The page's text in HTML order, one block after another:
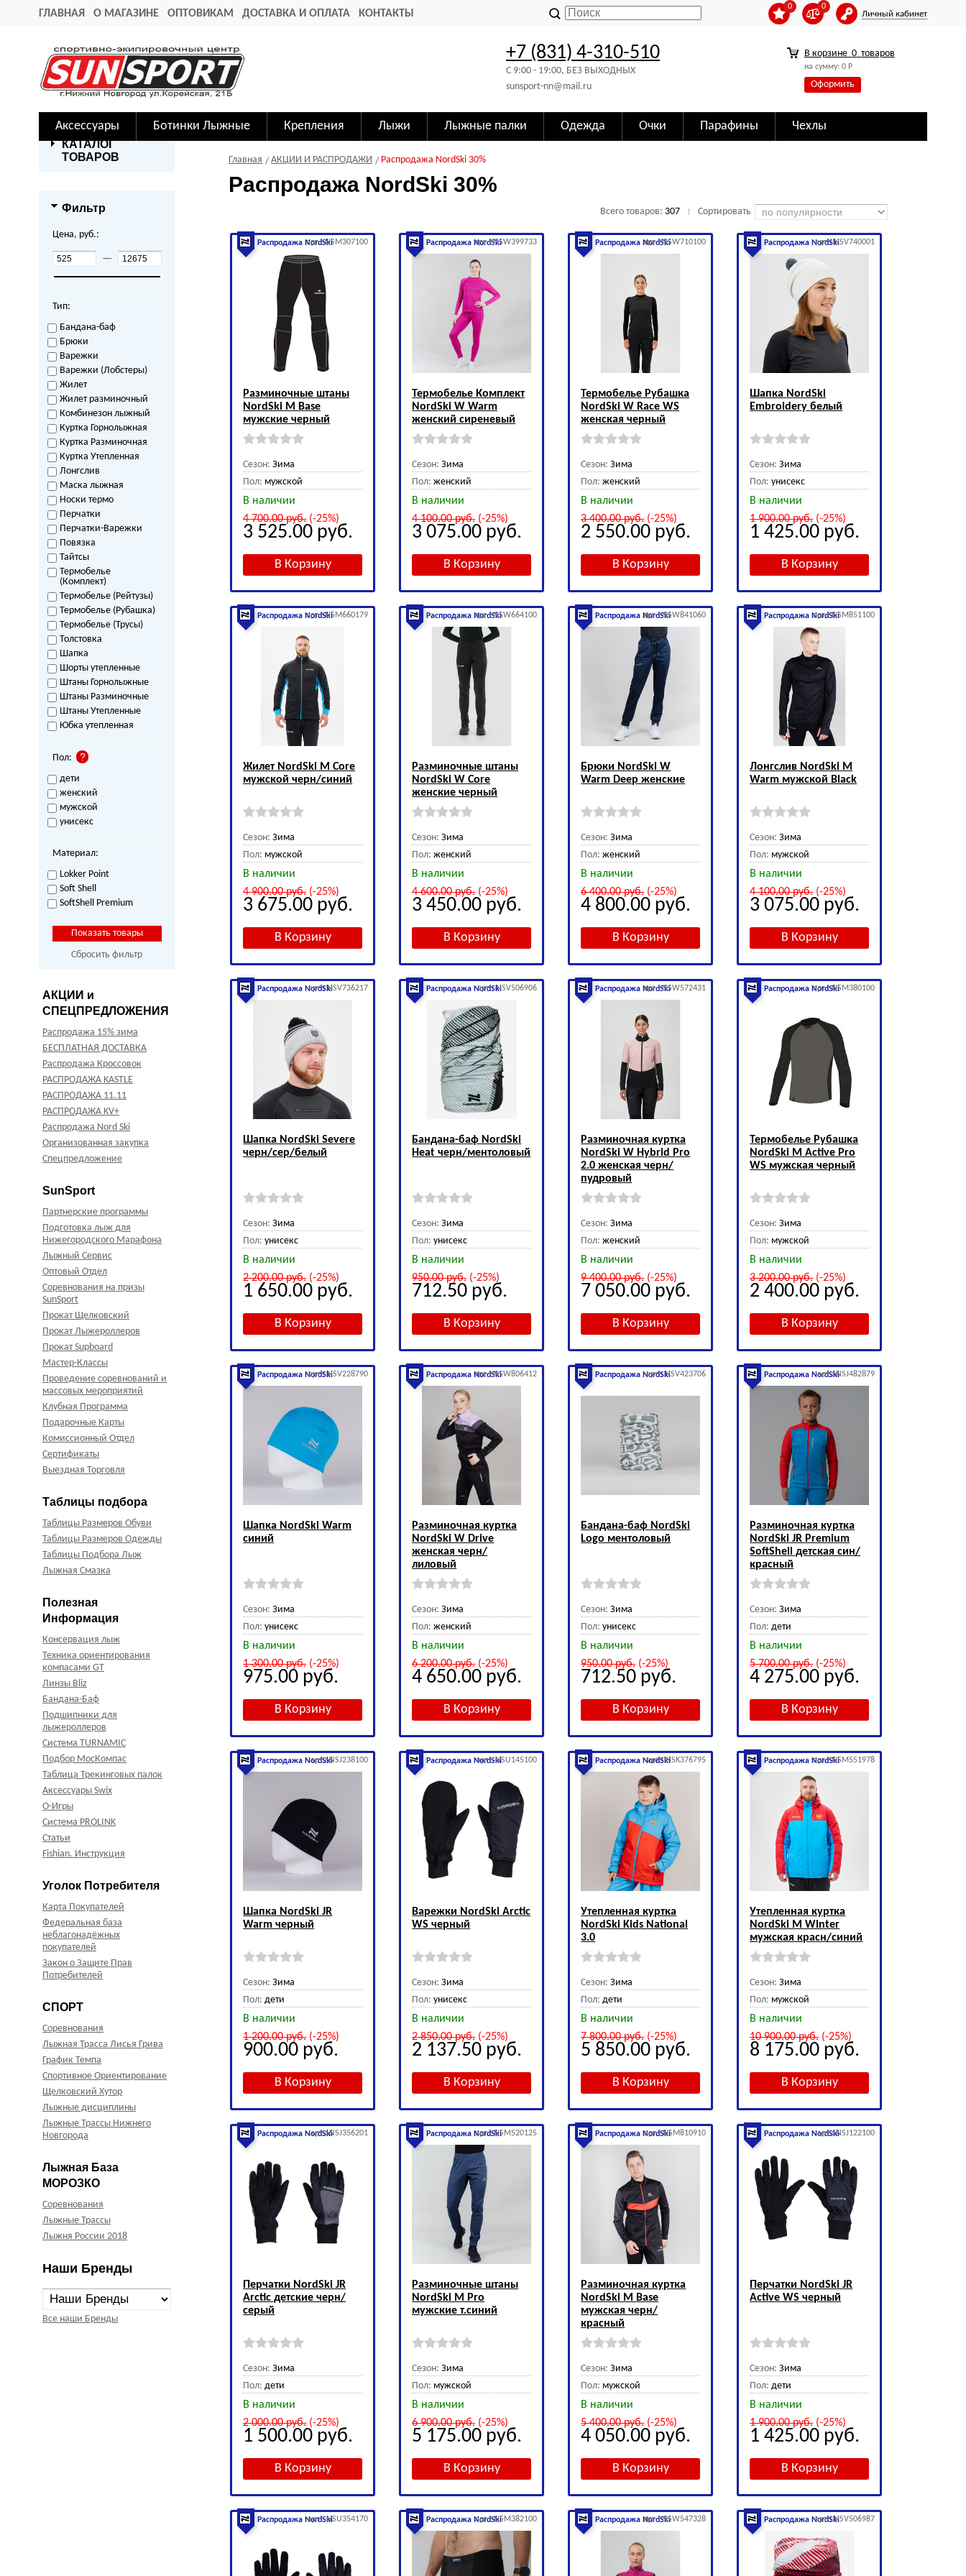
ГЛАВНАЯ О МАГАЗИНЕ ОПТОВИКАМ ДОСТАВКА И ОПЛАТА КОНТАКТЫ Личный кабинет
0
0
+7 (831) 4-310-510
C 9:00 - 19:00, БЕЗ ВЫХОДНЫХ
sunsport-nn@mail.ru
В корзине 0 товаров
на сумму: 0Р
Оформить
Аксессуары Ботинки Лыжные Крепления Лыжи Лыжные палки Одежда Очки Парафины Чехлы
КАТАЛОГ
ТОВАРОВ
Фильтр
Цена, руб.:
—
Тип:
Бандана-баф
Брюки
Варежки
Варежки (Лобстеры)
Жилет
Жилет разминочный
Комбинезон лыжный
Куртка Горнолыжная
Куртка Разминочная
Куртка Утепленная
Лонгслив
Маска лыжная
Носки термо
Перчатки
Перчатки-Варежки
Повязка
Тайтсы
Термобелье
(Комплект)
Термобелье (Рейтузы)
Термобелье (Рубашка)
Термобелье (Трусы)
Толстовка
Шапка
Шорты утепленные
Штаны Горнолыжные
Штаны Разминочные
Штаны Утепленные
Юбка утепленная
Пол:
дети
женский
мужской
унисекс
Материал:
Lokker Point
Soft Shell
SoftShell Premium
Сбросить фильтр
АКЦИИ и
СПЕЦПРЕДЛОЖЕНИЯ
Распродажа 15% зима
БЕСПЛАТНАЯ ДОСТАВКА
Распродажа Кроссовок
РАСПРОДАЖА KASTLE
РАСПРОДАЖА 11.11
РАСПРОДАЖА KV+
Распродажа Nord Ski
Организованная закупка
Спецпредложение
SunSport
Партнерские программы
Подготовка лыж для
Нижегородского Марафона
Лыжный Сервис
Оптовый Отдел
Соревнования на призы
SunSport
Прокат Щелковский
Прокат Лыжероллеров
Прокат Supboard
Мастер-Классы
Проведение соревнований и
массовых мероприятий
Клубная Программа
Подарочные Карты
Комиссионный Отдел
Сертификаты
Выездная Торговля
Таблицы подбора
Таблицы Размеров Обуви
Таблицы Размеров Одежды
Таблицы Подбора Лыж
Лыжная Смазка
Полезная
Информация
Консервация лыж
Техника ориентирования
компасами GT
Линзы Bliz
Бандана-Баф
Подшипники для
лыжероллеров
Система TURNAMIC
Подбор МосКомпас
Таблица Трекинговых палок
Аксессуары Swix
О-Игры
Система PROLINK
Статьи
Fishian. Инструкция
Уголок Потребителя
Карта Покупателей
Федеральная база
неблагонадёжных
покупателей
Закон о Защите Прав
Потребителей
СПОРТ
Соревнования
Лыжная Трасса Лисья Грива
График Темпа
Спортивное Ориентирование
Щелковский Хутор
Лыжные дисциплины
Лыжные Трассы Нижнего
Новгорода
Лыжная База
МОРОЗКО
Соревнования
Лыжные Трассы
Лыжня России 2018
Наши Бренды
Все наши Бренды
Главная АКЦИИ И РАСПРОДАЖИ Распродажа NordSki 30%
Распродажа NordSki 30%
Всего товаров: 307 Сортировать
Распродажа NordSkiарт.: NSM307100
Разминочные штаны
NordSki M Base
мужские черный
Сезон: Зима
Пол: мужской
В наличии
4 700.00руб.(-25%)
3 525.00 руб.
Распродажа NordSkiарт.: NSW399733
Термобелье Комплект
NordSki W Warm
женский сиреневый
Сезон: Зима
Пол: женский
В наличии
4 100.00руб.(-25%)
3 075.00 руб.
Распродажа NordSkiарт.: NSW710100
Термобелье Рубашка
NordSki W Race WS
женская черный
Сезон: Зима
Пол: женский
В наличии
3 400.00руб.(-25%)
2 550.00 руб.
Распродажа NordSkiарт.: NSV740001
Шапка NordSki
Embroidery белый
Сезон: Зима
Пол: унисекс
В наличии
1 900.00руб.(-25%)
1 425.00 руб.
Распродажа NordSkiарт.: NSM660179
Жилет NordSki M Core
мужской черн/синий
Сезон: Зима
Пол: мужской
В наличии
4 900.00руб.(-25%)
3 675.00 руб.
Распродажа NordSkiарт.: NSW664100
Разминочные штаны
NordSki W Core
женские черный
Сезон: Зима
Пол: женский
В наличии
4 600.00руб.(-25%)
3 450.00 руб.
Распродажа NordSkiарт.: NSW841060
Брюки NordSki W
Warm Deep женские
Сезон: Зима
Пол: женский
В наличии
6 400.00руб.(-25%)
4 800.00 руб.
Распродажа NordSkiарт.: NSM851100
Лонгслив NordSki M
Warm мужской Black
Сезон: Зима
Пол: мужской
В наличии
4 100.00руб.(-25%)
3 075.00 руб.
Распродажа NordSkiарт.: NSV736217
Шапка NordSki Severe
черн/сер/белый
Сезон: Зима
Пол: унисекс
В наличии
2 200.00руб.(-25%)
1 650.00 руб.
Распродажа NordSkiарт.: NSV506906
Бандана-баф NordSki
Heat черн/ментоловый
Сезон: Зима
Пол: унисекс
В наличии
950.00руб.(-25%)
712.50 руб.
Распродажа NordSkiарт.: NSW572431
Разминочная куртка
NordSki W Hybrid Pro
2.0 женская черн/
пудровый
Сезон: Зима
Пол: женский
В наличии
9 400.00руб.(-25%)
7 050.00 руб.
Распродажа NordSkiарт.: NSM380100
Термобелье Рубашка
NordSki M Active Pro
WS мужская черный
Сезон: Зима
Пол: мужской
В наличии
3 200.00руб.(-25%)
2 400.00 руб.
Распродажа NordSkiарт.: NSV228790
Шапка NordSki Warm
синий
Сезон: Зима
Пол: унисекс
В наличии
1 300.00руб.(-25%)
975.00 руб.
Распродажа NordSkiарт.: NSW806412
Разминочная куртка
NordSki W Drive
женская черн/
лиловый
Сезон: Зима
Пол: женский
В наличии
6 200.00руб.(-25%)
4 650.00 руб.
Распродажа NordSkiарт.: NSV423706
Бандана-баф NordSki
Logo ментоловый
Сезон: Зима
Пол: унисекс
В наличии
950.00руб.(-25%)
712.50 руб.
Распродажа NordSkiарт.: NSJ482879
Разминочная куртка
NordSki JR Premium
SoftShell детская син/
красный
Сезон: Зима
Пол: дети
В наличии
5 700.00руб.(-25%)
4 275.00 руб.
Распродажа NordSkiарт.: NSJ238100
Шапка NordSki JR
Warm черный
Сезон: Зима
Пол: дети
В наличии
1 200.00руб.(-25%)
900.00 руб.
Распродажа NordSkiарт.: NSU145100
Варежки NordSki Arctic
WS черный
Сезон: Зима
Пол: унисекс
В наличии
2 850.00руб.(-25%)
2 137.50 руб.
Распродажа NordSkiарт.: NSK376795
Утепленная куртка
NordSki Kids National
3.0
Сезон: Зима
Пол: дети
В наличии
7 800.00руб.(-25%)
5 850.00 руб.
Распродажа NordSkiарт.: NSM551978
Утепленная куртка
NordSki M Winter
мужская красн/синий
Сезон: Зима
Пол: мужской
В наличии
10 900.00руб.(-25%)
8 175.00 руб.
Распродажа NordSkiарт.: NSJ356201
Перчатки NordSki JR
Arctic детские черн/
серый
Сезон: Зима
Пол: дети
В наличии
2 000.00руб.(-25%)
1 500.00 руб.
Распродажа NordSkiарт.: NSM520125
Разминочные штаны
NordSki M Pro
мужские т.синий
Сезон: Зима
Пол: мужской
В наличии
6 900.00руб.(-25%)
5 175.00 руб.
Распродажа NordSkiарт.: NSM810910
Разминочная куртка
NordSki M Base
мужская черн/
красный
Сезон: Зима
Пол: мужской
В наличии
5 400.00руб.(-25%)
4 050.00 руб.
Распродажа NordSkiарт.: NSJ122100
Перчатки NordSki JR
Active WS черный
Сезон: Зима
Пол: дети
В наличии
1 900.00руб.(-25%)
1 425.00 руб.
Распродажа NordSkiарт.: NSU354170 Распродажа NordSkiарт.: NSM382100 Распродажа NordSkiарт.: NSW547328 Распродажа NordSkiарт.: NSV506987